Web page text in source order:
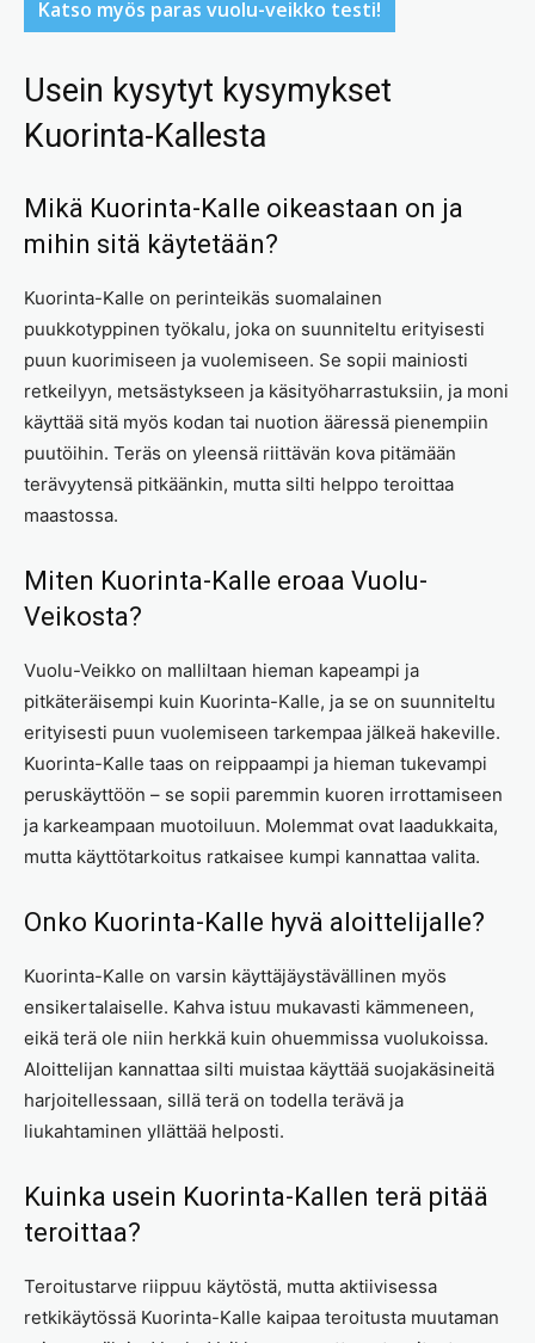
Katso myös paras vuolu-veikko testi!
Usein kysytyt kysymykset
Kuorinta-Kallesta
Mikä Kuorinta-Kalle oikeastaan on ja
mihin sitä käytetään?
Kuorinta-Kalle on perinteikäs suomalainen
puukkotyppinen työkalu, joka on suunniteltu erityisesti
puun kuorimiseen ja vuolemiseen. Se sopii mainiosti
retkeilyyn, metsästykseen ja käsityöharrastuksiin, ja moni
käyttää sitä myös kodan tai nuotion ääressä pienempiin
puutöihin. Teräs on yleensä riittävän kova pitämään
terävyytensä pitkäänkin, mutta silti helppo teroittaa
maastossa.
Miten Kuorinta-Kalle eroaa Vuolu-
Veikosta?
Vuolu-Veikko on malliltaan hieman kapeampi ja
pitkäteräisempi kuin Kuorinta-Kalle, ja se on suunniteltu
erityisesti puun vuolemiseen tarkempaa jälkeä hakeville.
Kuorinta-Kalle taas on reippaampi ja hieman tukevampi
peruskäyttöön – se sopii paremmin kuoren irrottamiseen
ja karkeampaan muotoiluun. Molemmat ovat laadukkaita,
mutta käyttötarkoitus ratkaisee kumpi kannattaa valita.
Onko Kuorinta-Kalle hyvä aloittelijalle?
Kuorinta-Kalle on varsin käyttäjäystävällinen myös
ensikertalaiselle. Kahva istuu mukavasti kämmeneen,
eikä terä ole niin herkkä kuin ohuemmissa vuolukoissa.
Aloittelijan kannattaa silti muistaa käyttää suojakäsineitä
harjoitellessaan, sillä terä on todella terävä ja
liukahtaminen yllättää helposti.
Kuinka usein Kuorinta-Kallen terä pitää
teroittaa?
Teroitustarve riippuu käytöstä, mutta aktiivisessa
retkikäytössä Kuorinta-Kalle kaipaa teroitusta muutaman